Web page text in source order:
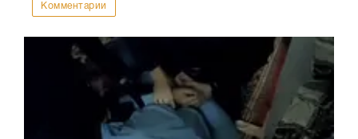
Комментарии